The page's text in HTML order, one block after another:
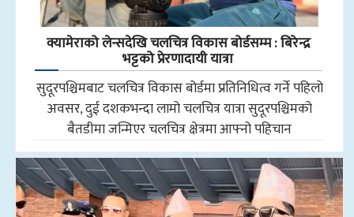
क्यामेराको लेन्सदेखि चलचित्र विकास बोर्डसम्म : बिरेन्द्र
भट्टको प्रेरणादायी यात्रा
सुदूरपश्चिमबाट चलचित्र विकास बोर्डमा प्रतिनिधित्व गर्ने पहिलो
अवसर, दुई दशकभन्दा लामो चलचित्र यात्रा सुदूरपश्चिमको
बैतडीमा जन्मिएर चलचित्र क्षेत्रमा आफ्नो पहिचान